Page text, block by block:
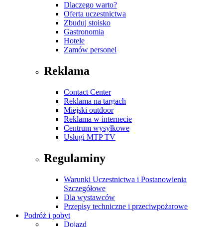
Dlaczego warto?
Oferta uczestnictwa
Zbuduj stoisko
Gastronomia
Hotele
Zamów personel
Reklama
Contact Center
Reklama na targach
Miejski outdoor
Reklama w internecie
Centrum wysyłkowe
Usługi MTP TV
Regulaminy
Warunki Uczestnictwa i Postanowienia
Szczegółowe
Dla wystawców
Przepisy techniczne i przeciwpożarowe
Podróż i pobyt
Dojazd